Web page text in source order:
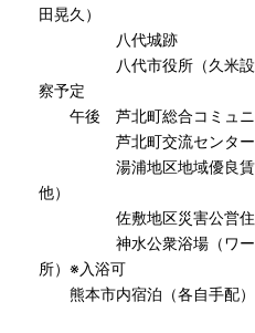
田晃久）
八代城跡
八代市役所（久米設計
察予定
午後 芦北町総合コミュニ
芦北町交流センター（
湯浦地区地域優良賃貸
他）
佐敷地区災害公営住宅
神水公衆浴場（ワーク
所）※入浴可
熊本市内宿泊（各自手配）